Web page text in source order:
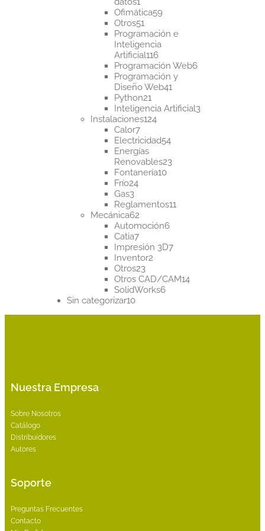
producto
Ofimática5959
Otros5151
productos
Programación e
Inteligencia
Artificial116116
productos
Programación Web66
Programación y
Diseño Web4141
Python2121
productos
Inteligencia Artificial33
Instalaciones124124
Calor77
productos
Electricidad5454
Energías
Renovables2323
Fontanería1010
Frío2424
Gas33
productos
Reglamentos1111
Mecánica6262
productos
Automoción66
Catia77
productos
Impresión 3D77
Inventor22
Otros2323
productos
Otros CAD/CAM1414
SolidWorks66
Sin categorizar1010
Nuestra Empresa
Sobre Nosotros
Catálogo
Distribuidores
Autores
Soporte
Preguntas Frecuentes
Contacto